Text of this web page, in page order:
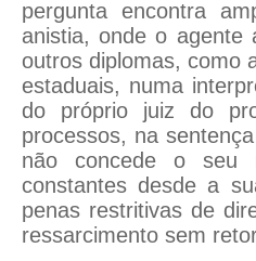
pergunta encontra
anistia, onde o agente
outros diplomas, como
estaduais, numa
do próprio juiz do
processos, na
não concede o seu
constantes desde a
penas restritivas de
ressarcimento sem